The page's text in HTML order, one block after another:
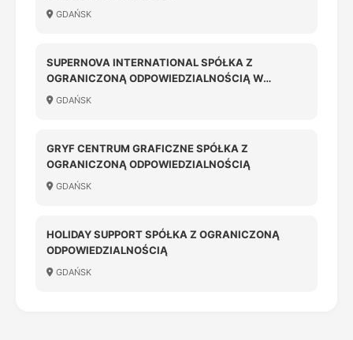
GDAŃSK
SUPERNOVA INTERNATIONAL SPÓŁKA Z
OGRANICZONĄ ODPOWIEDZIALNOŚCIĄ W
LIKWIDACJI
GDAŃSK
GRYF CENTRUM GRAFICZNE SPÓŁKA Z
OGRANICZONĄ ODPOWIEDZIALNOŚCIĄ
GDAŃSK
HOLIDAY SUPPORT SPÓŁKA Z OGRANICZONĄ
ODPOWIEDZIALNOŚCIĄ
GDAŃSK